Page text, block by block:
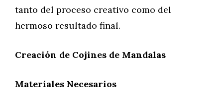
tanto del proceso creativo como del
hermoso resultado final.
Creación de Cojines de Mandalas
Materiales Necesarios